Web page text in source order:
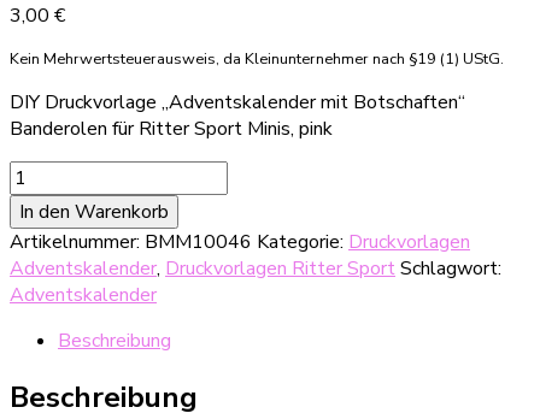
3,00 €
Kein Mehrwertsteuerausweis, da Kleinunternehmer nach §19 (1) UStG.
DIY Druckvorlage „Adventskalender mit Botschaften“
Banderolen für Ritter Sport Minis, pink
DIY
Druckvorlage
"Adventskalender
mit
Botschaften"
Banderolen
Sport
Minis,
In den Warenkorb
Artikelnummer: BMM10046 Kategorie: Druckvorlagen
Adventskalender, Druckvorlagen Ritter SportSchlagwort:
Adventskalender
Beschreibung
Beschreibung